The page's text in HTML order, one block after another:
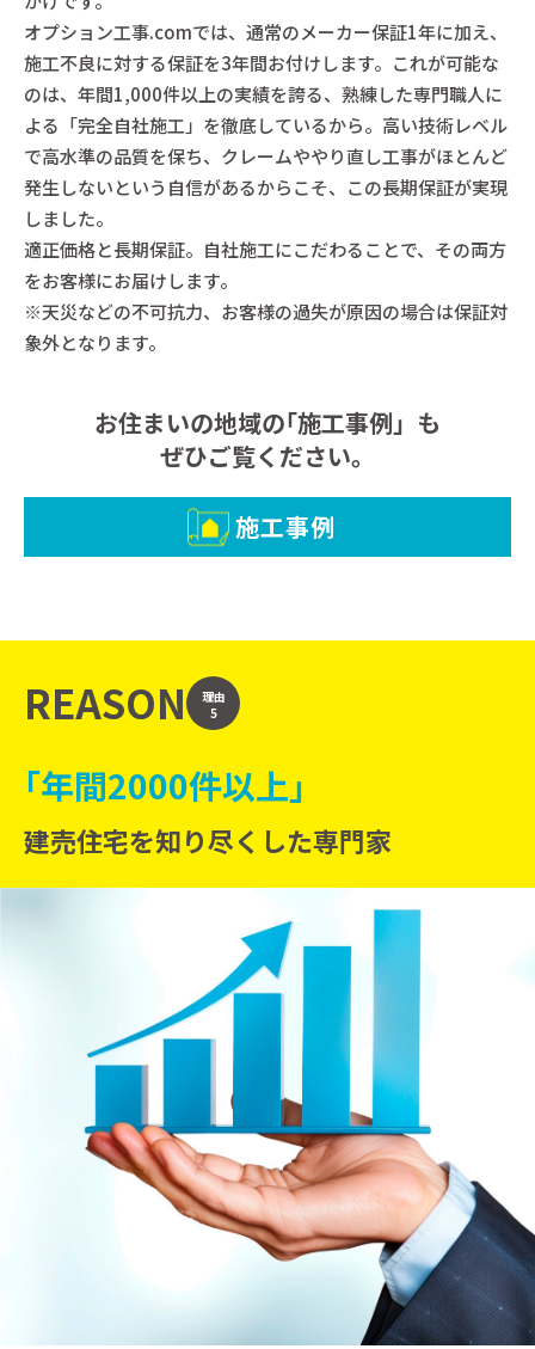
オプション工事.comでは、通常のメーカー保証1年に加え、
施工不良に対する保証を3年間お付けします。これが可能な
のは、年間1,000件以上の実績を誇る、熟練した専門職人に
よる「完全自社施工」を徹底しているから。高い技術レベル
で高水準の品質を保ち、クレームややり直し工事がほとんど
発生しないという自信があるからこそ、この長期保証が実現
しました。
適正価格と長期保証。自社施工にこだわることで、その両方
をお客様にお届けします。
※天災などの不可抗力、お客様の過失が原因の場合は保証対
象外となります。
お住まいの地域の｢施工事例」も
ぜひご覧ください。
施工事例
REASON
理由
5
｢年間2000件以上｣
建売住宅を知り尽くした専門家